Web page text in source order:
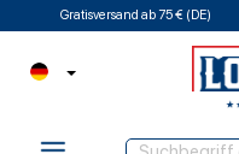
Gratisversand ab 75 € (DE)